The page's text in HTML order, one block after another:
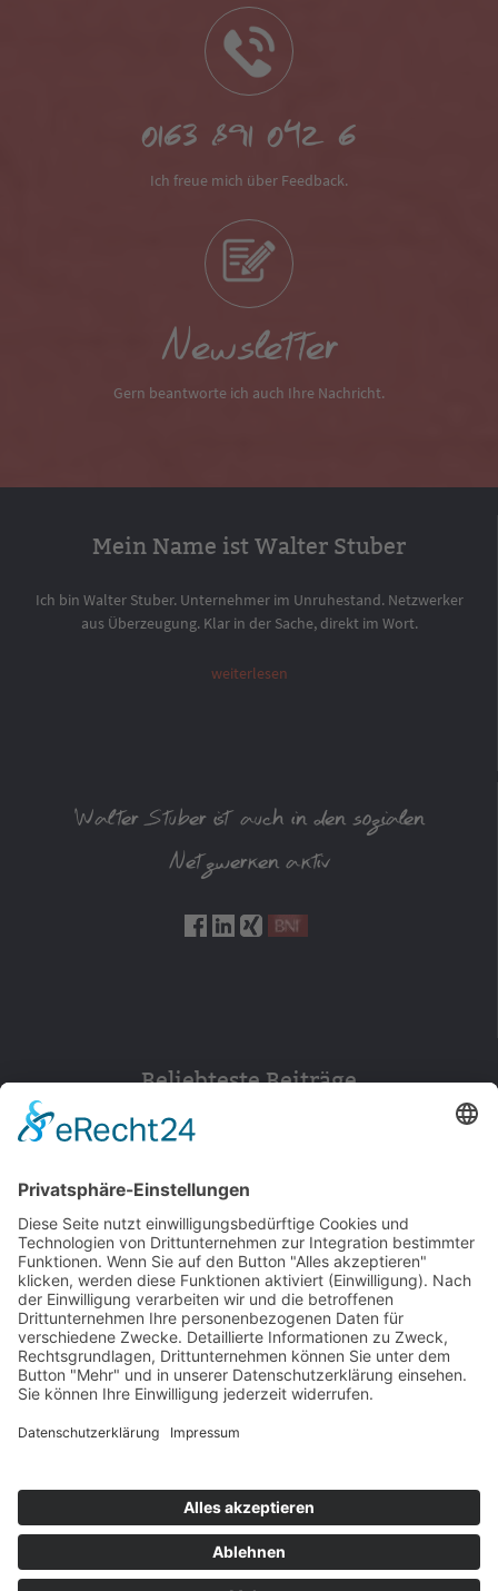
0163 891 042 6
Ich freue mich über Feedback.
Newsletter
Gern beantworte ich auch Ihre Nachricht.
Mein Name ist Walter Stuber
Ich bin Walter Stuber. Unternehmer im Unruhestand. Netzwerker
aus Überzeugung. Klar in der Sache, direkt im Wort.
weiterlesen
Walter Stuber ist auch in den sozialen
Netzwerken aktiv
Beliebteste Beiträge
© 2026 Walter Stuber -Impressum Datenschutz
Gemeinhardt Service - Mutmacher.jetzt
Bewertungen auf ProvenExpert.com